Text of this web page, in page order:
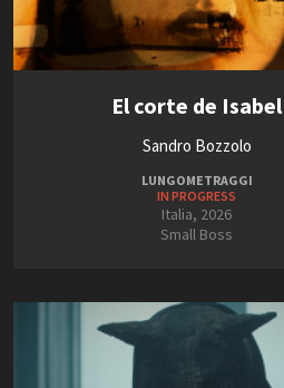
El corte de Isabel
Sandro Bozzolo
LUNGOMETRAGGI
IN PROGRESS
Italia, 2026
Small Boss